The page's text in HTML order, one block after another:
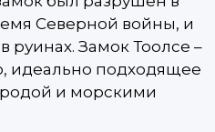
Северной войны, и
руинах. Замок Тоолсе –
идеально подходящее
и морскими